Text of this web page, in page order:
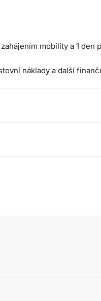
mobility a 1 den
náklady a další